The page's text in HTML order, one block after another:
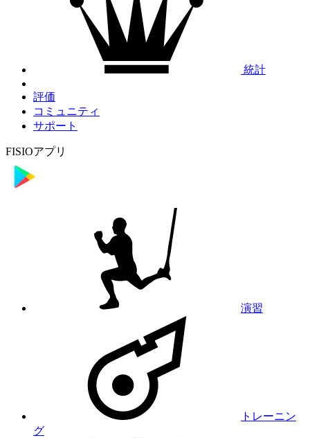
統計
評価
コミュニティ
サポート
FISIOアプリ
演習
トレーニン
グ